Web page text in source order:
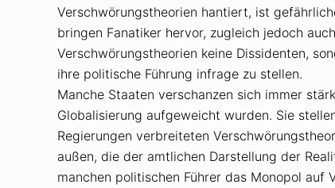
Verschwörungstheorien hantiert, ist
bringen Fanatiker hervor, zugleich jedoch
Verschwörungstheorien keine Dissidenten,
ihre politische Führung infrage zu stellen.
Manche Staaten verschanzen sich immer
Globalisierung aufgeweicht wurden. Sie
Regierungen verbreiteten
außen, die der amtlichen Darstellung der
manchen politischen Führer das Monopol